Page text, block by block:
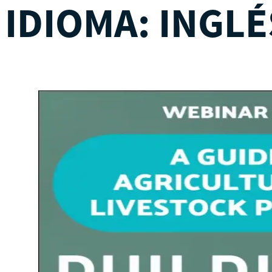
IDIOMA: